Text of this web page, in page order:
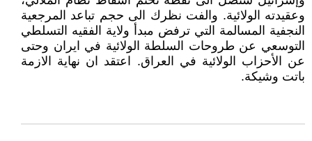
وعقيدته الولائية. والفت نظرك الى حجم تباعد المرجعية
النجفية المسالمة التي ترفض مبدأ ولاية الفقيه التسلطي
التوسعي عن طروحات السلطة الولائية في ايران وحتى
عن الأحزاب الولائية في العراق. اعتقد ان نهاية الازمة
باتت وشيكة.